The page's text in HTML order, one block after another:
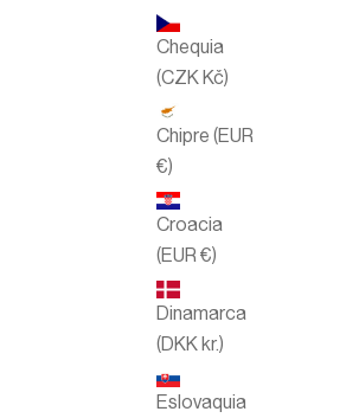
Chequia
(CZK Kč)
Chipre (EUR
€)
Croacia
(EUR €)
Dinamarca
(DKK kr.)
Eslovaquia